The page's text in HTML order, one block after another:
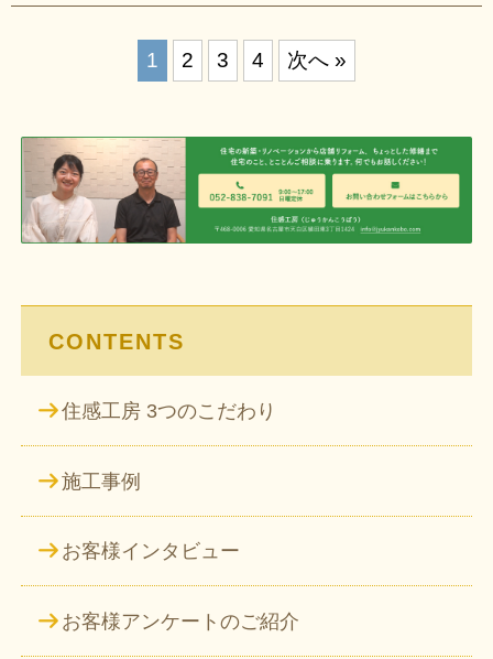
ペ
ー
ジ
送
1 2 3 4 次へ »
CONTENTS
住感工房 3つのこだわり
施工事例
お客様インタビュー
お客様アンケートのご紹介